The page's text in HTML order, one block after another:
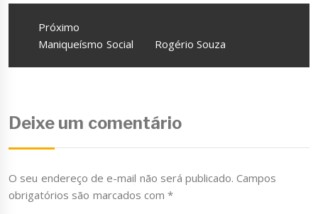
Próximo
Próximo
Maniqueísmo Social Rogério Souza
Deixe um comentário
O seu endereço de e-mail não será publicado. Campos
obrigatórios são marcados com*